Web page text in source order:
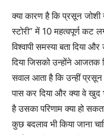
क्या कारण है कि प्रसून
स्टोरी” में 10 महत्वपूर्ण
विश्वापी समस्या बता दिया
दिया जिसको उन्होंने आजतक
सवाल आता है कि उन्हीं
पास कर दिया और क्या वे खुद
है उसका परिणाम क्या हो
कुछ बदलाव भी किया जाना